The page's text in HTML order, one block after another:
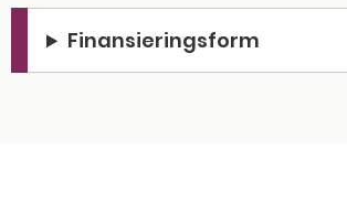
Finansieringsform